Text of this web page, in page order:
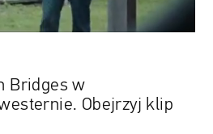
Bridges w
Obejrzyj klip